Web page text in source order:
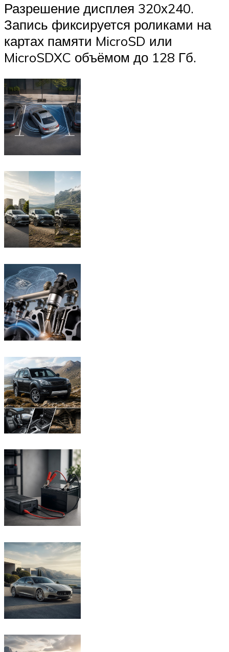
Разрешение дисплея 320х240.
Запись фиксируется роликами на
картах памяти MicroSD или
MicroSDXC объёмом до 128 Гб.